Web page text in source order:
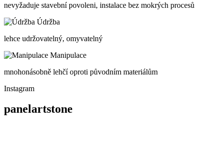
nevyžaduje stavební povoleni, instalace bez mokrých procesů
Údržba
lehce udržovatelný, omyvatelný
Manipulace
mnohonásobně lehčí oproti původním materiálům
Instagram
panelartstone